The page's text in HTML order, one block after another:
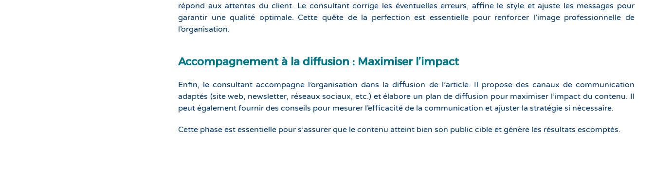
répond aux attentes du client. Le consultant corrige les éventuelles erreurs, affine le style et ajuste les messages pour
garantir une qualité optimale. Cette quête de la perfection est essentielle pour renforcer l’image professionnelle de
l’organisation.
Accompagnement à la diffusion : Maximiser l’impact
Enfin, le consultant accompagne l’organisation dans la diffusion de l’article. Il propose des canaux de communication
adaptés (site web, newsletter, réseaux sociaux, etc.) et élabore un plan de diffusion pour maximiser l’impact du contenu. Il
peut également fournir des conseils pour mesurer l’efficacité de la communication et ajuster la stratégie si nécessaire.
Cette phase est essentielle pour s’assurer que le contenu atteint bien son public cible et génère les résultats escomptés.